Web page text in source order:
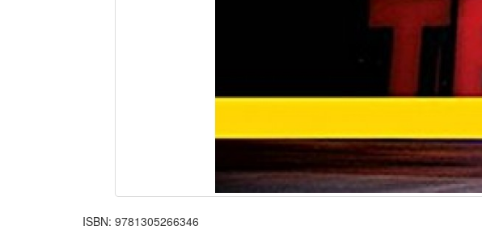
ISBN: 9781305266346